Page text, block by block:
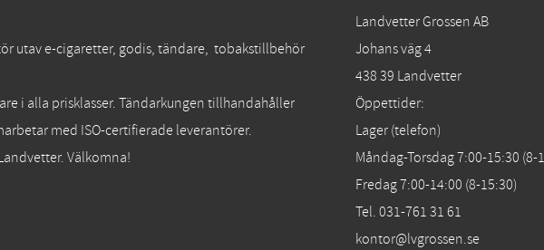
utav e-cigaretter, godis, tändare, tobakstillbehör
i alla prisklasser. Tändarkungen tillhandahåller
med ISO-certifierade leverantörer.
Välkomna!
Landvetter Grossen AB
Johans väg 4
438 39 Landvetter
Öppettider:
Lager (telefon)
Måndag-Torsdag 7:00-15:30 (8-
Fredag 7:00-14:00 (8-15:30)
Tel. 031-761 31 61
kontor@lvgrossen.se